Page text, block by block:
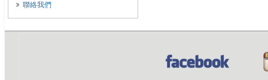
聯絡我們